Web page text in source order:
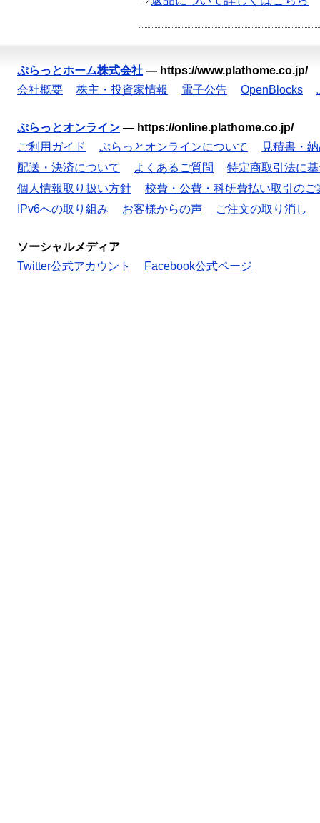
ぷらっとホーム株式会社 — https://www.plathome.co.jp/
会社概要
株主・投資家情報 電子公告 OpenBlocks
ぷらっとオンライン — https://online.plathome.co.jp/
ご利用ガイド
ぷらっとオンラインについて
見積書・
配送・決済について
よくあるご質問
特定商取引法に
個人情報取り扱い方針
校費・公費・科研費払い取引のご
IPv6への取り組み
お客様からの声 ご注文の取り消し
ソーシャルメディア
Twitter公式アカウント
Facebook公式ページ